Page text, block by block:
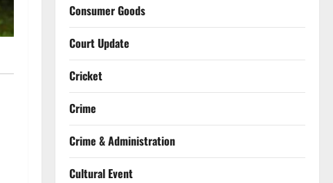
Consumer Goods
Court Update
Cricket
Crime
Crime & Administration
Cultural Event